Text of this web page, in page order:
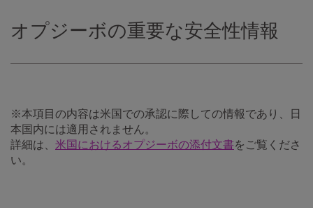
オプジーボの重要な安全性情報
※本項目の内容は米国での承認に際しての情報であり、日
本国内には適用されません。
詳細は、 米国におけるオプジーボの添付文書をご覧くださ
い。